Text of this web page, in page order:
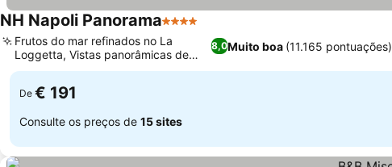
NH Napoli Panorama4 Estrelas
8,0Muito boa (11.165 pontuações)
Frutos do mar refinados no La
Loggetta, Vistas panorâmicas de
tirar o fôlego
De € 191
Consulte os preços de 15 sites